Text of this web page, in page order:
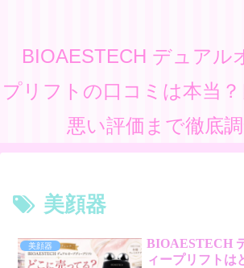
BIOAESTECH デュアル
プリフトの口コミは本当
悪い評価まで徹底調
美顔器
美顔器
BIOAESTECH
ィープリフトは